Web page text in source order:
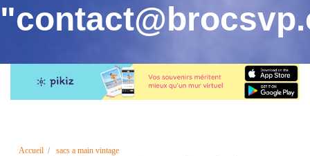
Accueil
sacs a main vintage